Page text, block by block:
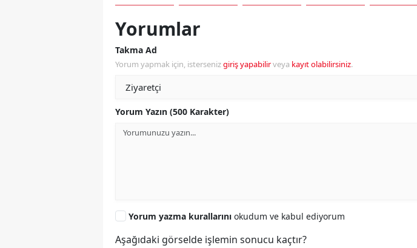
Yorumlar
Takma Ad
Yorum yapmak için, istersenizgiriş yapabilirveya kayıt olabilirsiniz.
Yorum Yazın (500 Karakter)
Yorum yazma kurallarını okudum ve kabul ediyorum
Aşağıdaki görselde işlemin sonucu kaçtır?